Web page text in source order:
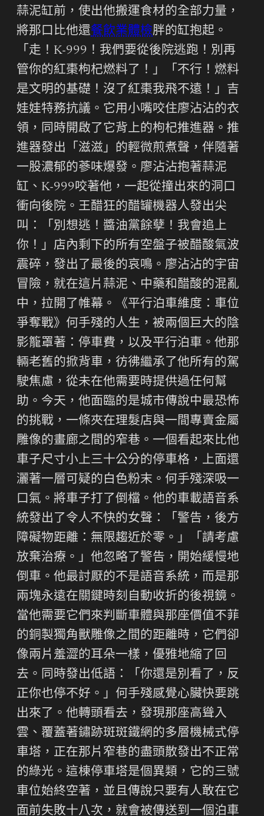
蒜泥缸前，使出他搬運食材的全部力量，
將那口比他還餐飲業體檢胖的缸抱起。
「走！K-999！我們要從後院逃跑！別再
管你的紅棗枸杞燃料了！」「不行！燃料
是文明的基礎！沒了紅棗我飛不遠！」吉
娃娃特務抗議。它用小嘴咬住廖沾沾的衣
領，同時開啟了它背上的枸杞推進器。推
進器發出「滋滋」的輕微煎煮聲，伴隨著
一股濃郁的蔘味爆發。廖沾沾抱著蒜泥
缸、K-999咬著他，一起從撞出來的洞口
衝向後院。王醋狂的醋罐機器人發出尖
叫：「別想逃！醬油黨餘孽！我會追上
你！」店內剩下的所有空盤子被醋酸氣波
震碎，發出了最後的哀鳴。廖沾沾的宇宙
冒險，就在這片蒜泥、中藥和醋酸的混亂
中，拉開了帷幕。《平行泊車維度：車位
爭奪戰》何手殘的人生，被兩個巨大的陰
影籠罩著：停車費，以及平行泊車。他那
輛老舊的掀背車，彷彿繼承了他所有的駕
駛焦慮，從未在他需要時提供過任何幫
助。今天，他面臨的是城市傳說中最恐怖
的挑戰，一條夾在理髮店與一間專賣金屬
雕像的畫廊之間的窄巷。一個看起來比他
車子尺寸小上三十公分的停車格，上面還
灑著一層可疑的白色粉末。何手殘深吸一
口氣。將車子打了倒檔。他的車載語音系
統發出了令人不快的女聲：「警告，後方
障礙物距離：無限趨近於零。」「請考慮
放棄治療。」他忽略了警告，開始緩慢地
倒車。他最討厭的不是語音系統，而是那
兩塊永遠在關鍵時刻自動收折的後視鏡。
當他需要它們來判斷車體與那座價值不菲
的銅製獨角獸雕像之間的距離時，它們卻
像兩片羞澀的耳朵一樣，優雅地縮了回
去。同時發出低語：「你還是別看了，反
正你也停不好。」何手殘感覺心臟快要跳
出來了。他轉頭看去，發現那座高聳入
雲、覆蓋著鏽跡斑斑鐵網的多層機械式停
車塔，正在那片窄巷的盡頭散發出不正常
的綠光。這棟停車塔是個異類，它的三號
車位始終空著，並且傳說只要有人敢在它
面前失敗十八次，就會被傳送到一個泊車